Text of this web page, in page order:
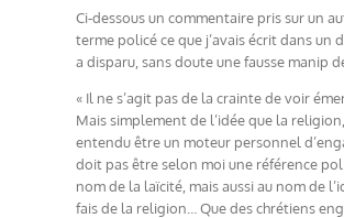
Ci-dessous un commentaire pris sur un
terme policé ce que j’avais écrit dans un
a disparu, sans doute une fausse manip
« Il ne s’agit pas de la crainte de voir
Mais simplement de l’idée que la
entendu être un moteur personnel
doit pas être selon moi une référence
nom de la laïcité, mais aussi au nom de
fais de la religion… Que des chrétiens